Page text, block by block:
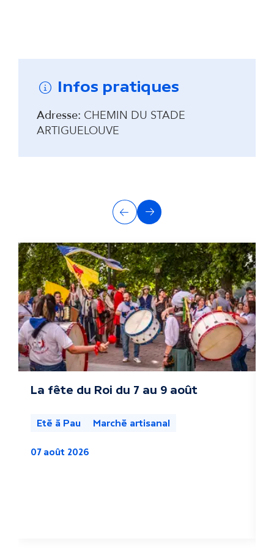
Infos pratiques
Adresse: CHEMIN DU STADE
ARTIGUELOUVE
u
t
r
e
s
a
PrécédentSuivant
La fête du Roi du 7 au 9 août
Eté à Pau Marché artisanal
07 août 2026